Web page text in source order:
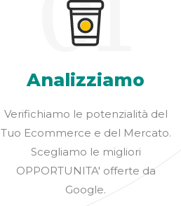
Analizziamo
Verifichiamo le potenzialità del
Tuo Ecommerce e del Mercato.
Scegliamo le migliori
OPPORTUNITA' offerte da
Google.